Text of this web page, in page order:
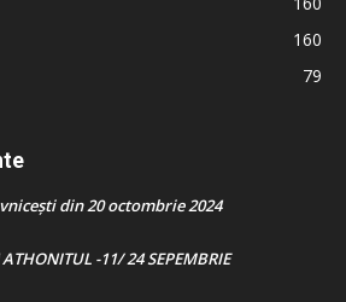
160
79
din 20 octombrie 2024
-11/ 24 SEPEMBRIE